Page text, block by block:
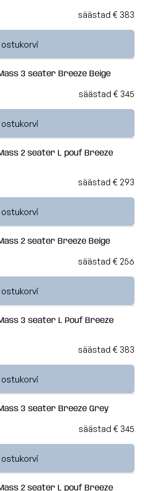
Lauad
Koeravoodid
Barcelona
Home
Breeze
Dunes
kõiki
säästad € 383
ostukorvi
3 seater Breeze Beige
säästad € 345
ostukorvi
2 seater L pouf Breeze
säästad € 293
ostukorvi
2 seater Breeze Beige
säästad € 256
ostukorvi
3 seater L Pouf Breeze
säästad € 383
ostukorvi
3 seater Breeze Grey
säästad € 345
ostukorvi
2 seater L pouf Breeze